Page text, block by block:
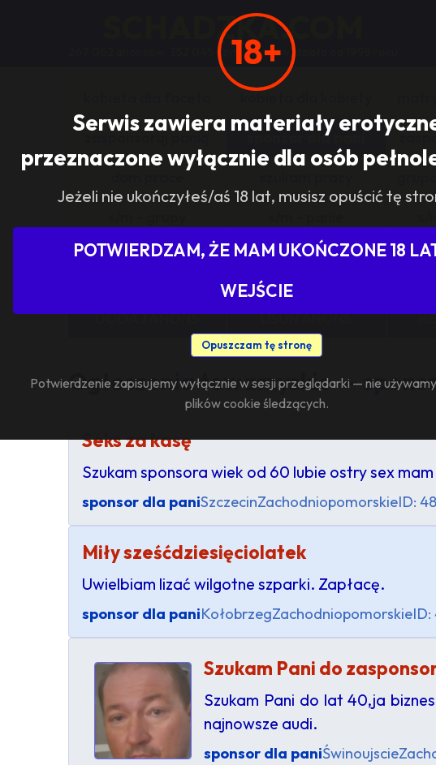
18+
Serwis zawiera materiały
przeznaczone wyłącznie dla osób
Jeżeli nie ukończyłeś/aś 18 lat, musisz opuścić tę
POTWIERDZAM, ŻE MAM UKOŃCZONE 18
WEJŚCIE
Opuszczam tę stronę
Potwierdzenie zapisujemy wyłącznie w sesji przeglądarki — nie
plików cookie śledzących.
SCHADZKA.COM
267 062 anonsów, 352 045 użytkowników, działa od 1998 roku
sponsor dla pani
Pokaż tylko ogłoszenia z
DODAJ ANONS USUŃ ANONS
Ogłoszenia towarzyskie —
Seks za kasę
Szukam sponsora wiek od 60 lubie ostry sex
sponsor dla paniSzczecinZachodniopomorskieID:
Miły sześćdziesięciolatek
Uwielbiam lizać wilgotne szparki. Zapłacę.
sponsor dla paniKołobrzegZachodniopomorskieID:
Szukam Pani do
Szukam Pani do lat 40,ja
najnowsze audi.
sponsor dla paniŚwinoujscie